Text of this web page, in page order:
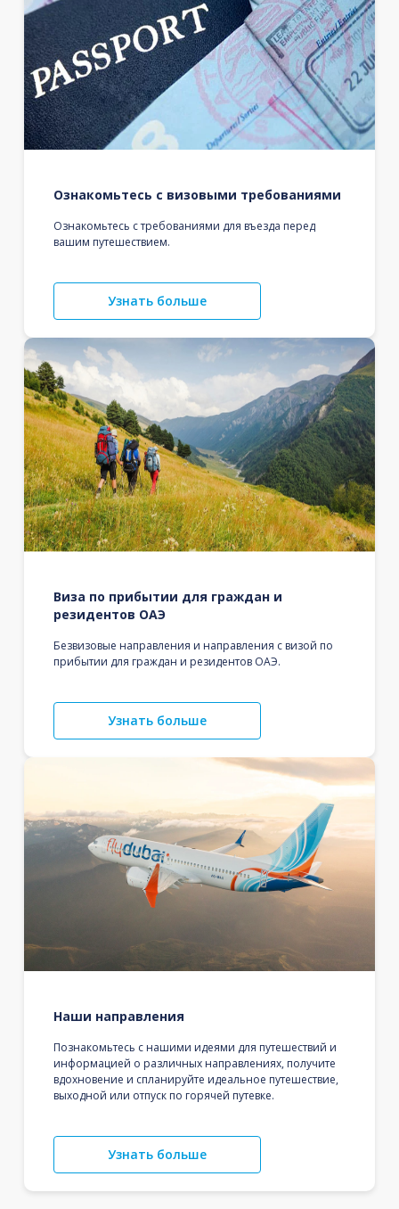
Ознакомьтесь с визовыми требованиями
Ознакомьтесь с требованиями для въезда перед
вашим путешествием.
Узнать больше
Виза по прибытии для граждан и
резидентов ОАЭ
Безвизовые направления и направления с визой по
прибытии для граждан и резидентов ОАЭ.
Узнать больше
Наши направления
Познакомьтесь с нашими идеями для путешествий и
информацией о различных направлениях, получите
вдохновение и спланируйте идеальное путешествие,
выходной или отпуск по горячей путевке.
Узнать больше